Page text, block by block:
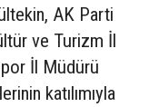
AK Parti
ve Turizm İl
İl Müdürü
katılımıyla